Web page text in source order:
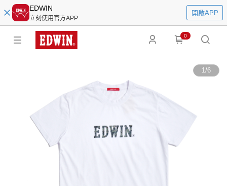
EDWIN
立刻使用官方APP
開啟APP
0
1/6